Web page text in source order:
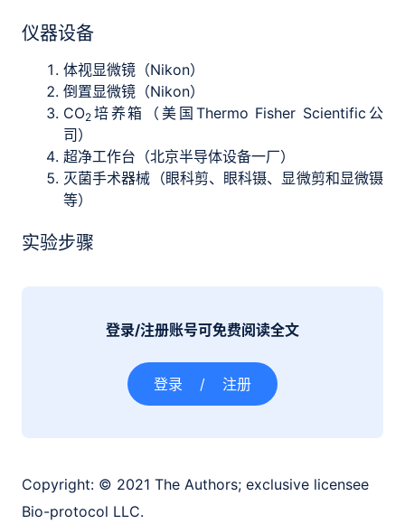
仪器设备
体视显微镜（Nikon）
倒置显微镜（Nikon）
CO2 培养箱（美国Thermo Fisher Scientific公
司）
超净工作台（北京半导体设备一厂）
灭菌手术器械（眼科剪、眼科镊、显微剪和显微镊
等）
实验步骤
登录/注册账号可免费阅读全文
登录 / 注册
Copyright: © 2021 The Authors; exclusive licensee
Bio-protocol LLC.